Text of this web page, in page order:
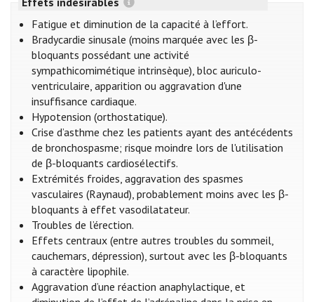
Fatigue et diminution de la capacité à l’effort.
Bradycardie sinusale (moins marquée avec les β-
bloquants possédant une activité
sympathicomimétique intrinsèque), bloc auriculo-
ventriculaire, apparition ou aggravation d'une
insuffisance cardiaque.
Hypotension (orthostatique).
Crise d’asthme chez les patients ayant des antécédents
de bronchospasme; risque moindre lors de l'utilisation
de β-bloquants cardiosélectifs.
Extrémités froides, aggravation des spasmes
vasculaires (Raynaud), probablement moins avec les β-
bloquants à effet vasodilatateur.
Troubles de l’érection.
Effets centraux (entre autres troubles du sommeil,
cauchemars, dépression), surtout avec les β-bloquants
à caractère lipophile.
Aggravation d’une réaction anaphylactique, et